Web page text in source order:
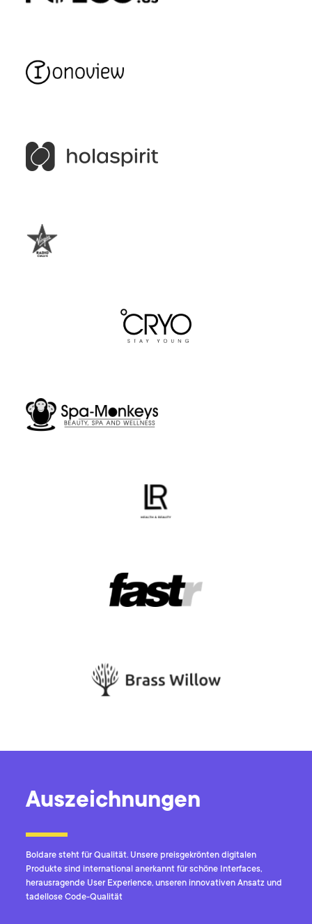
Auszeichnungen
Boldare steht für Qualität. Unsere preisgekrönten digitalen
Produkte sind international anerkannt für schöne Interfaces,
herausragende User Experience, unseren innovativen Ansatz und
tadellose Code-Qualität